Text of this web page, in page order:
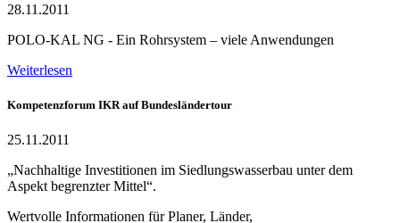
28.11.2011
POLO-KAL NG - Ein Rohrsystem – viele Anwendungen
Weiterlesen
Kompetenzforum IKR auf Bundesländertour
25.11.2011
„Nachhaltige Investitionen im Siedlungswasserbau unter dem
Aspekt begrenzter Mittel“.
Wertvolle Informationen für Planer, Länder,